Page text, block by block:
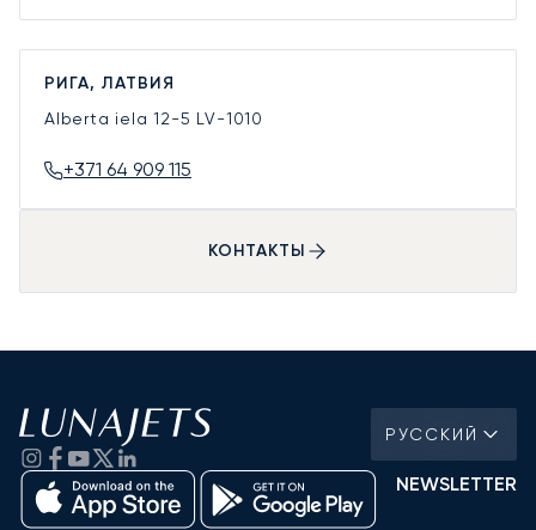
РИГА, ЛАТВИЯ
Alberta iela 12-5 LV-1010
+371 64 909 115
КОНТАКТЫ
РУССКИЙ
NEWSLETTER